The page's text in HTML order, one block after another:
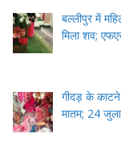
बल्लीपुर में
मिला शव;
गीदड़ के काटने
मातम; 24